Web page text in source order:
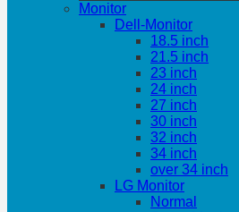
Monitor
Dell-Monitor
18.5 inch
21.5 inch
23 inch
24 inch
27 inch
30 inch
32 inch
34 inch
over 34 inch
LG Monitor
Normal